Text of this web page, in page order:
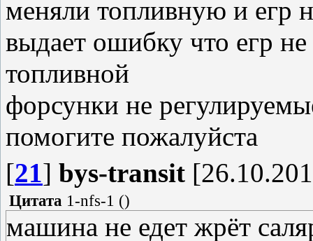
меняли топливную и егр
выдает ошибку что егр
топливной
форсунки не
помогите пожалуйста
[21] bys-transit
Цитата 1-nfs-1 ()
машина не едет жрёт